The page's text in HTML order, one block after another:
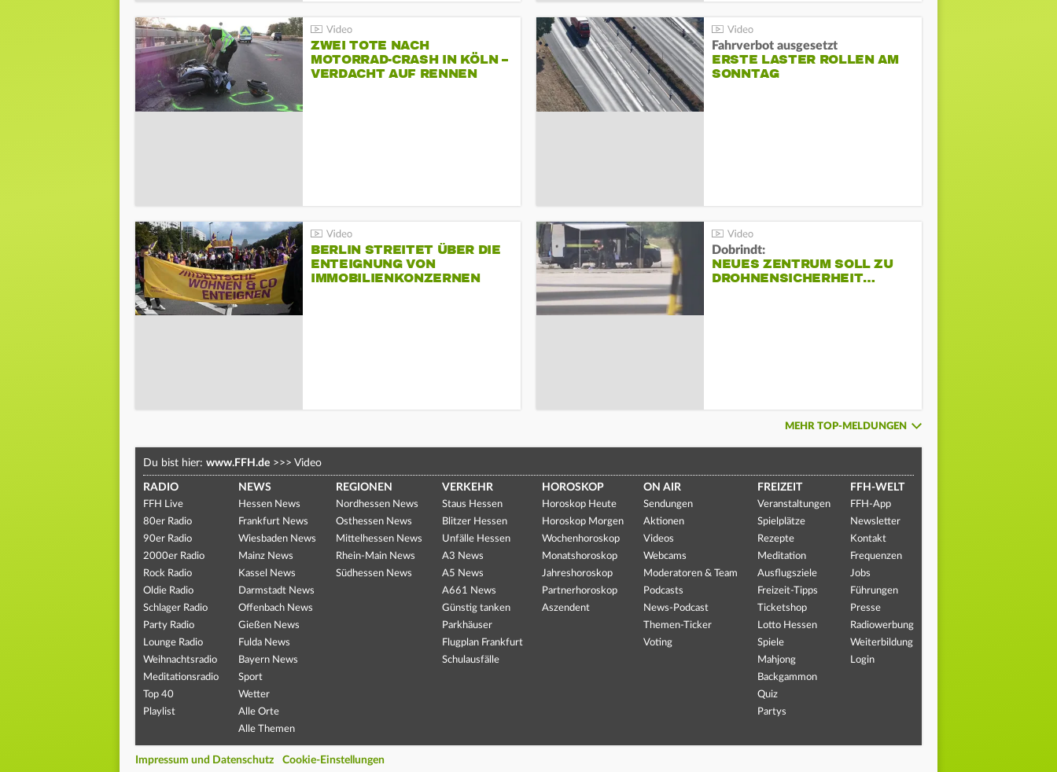
ZWEI TOTE NACH
MOTORRAD-CRASH IN KÖLN –
VERDACHT AUF RENNEN
Fahrverbot ausgesetzt
ERSTE LASTER ROLLEN AM
SONNTAG
BERLIN STREITET ÜBER DIE
ENTEIGNUNG VON
IMMOBILIENKONZERNEN
Dobrindt:
NEUES ZENTRUM SOLL ZU
DROHNENSICHERHEIT…
MEHR TOP-MELDUNGEN
Du bist hier: www.FFH.de >>> Video
RADIO
FFH Live
80er Radio
90er Radio
2000er Radio
Rock Radio
Oldie Radio
Schlager Radio
Party Radio
Lounge Radio
Weihnachtsradio
Meditationsradio
Top 40
Playlist
NEWS
Hessen News
Frankfurt News
Wiesbaden News
Mainz News
Kassel News
Darmstadt News
Offenbach News
Gießen News
Fulda News
Bayern News
Sport
Wetter
Alle Orte
Alle Themen
REGIONEN
Nordhessen News
Osthessen News
Mittelhessen News
Rhein-Main News
Südhessen News
VERKEHR
Staus Hessen
Blitzer Hessen
Unfälle Hessen
A3 News
A5 News
A661 News
Günstig tanken
Parkhäuser
Flugplan Frankfurt
Schulausfälle
HOROSKOP
Horoskop Heute
Horoskop Morgen
Wochenhoroskop
Monatshoroskop
Jahreshoroskop
Partnerhoroskop
Aszendent
ON AIR
Sendungen
Aktionen
Videos
Webcams
Moderatoren & Team
Podcasts
News-Podcast
Themen-Ticker
Voting
FREIZEIT
Veranstaltungen
Spielplätze
Rezepte
Meditation
Ausflugsziele
Freizeit-Tipps
Ticketshop
Lotto Hessen
Spiele
Mahjong
Backgammon
Quiz
Partys
FFH-WELT
FFH-App
Newsletter
Kontakt
Frequenzen
Jobs
Führungen
Presse
Radiowerbung
Weiterbildung
Login
Impressum und Datenschutz Cookie-Einstellungen